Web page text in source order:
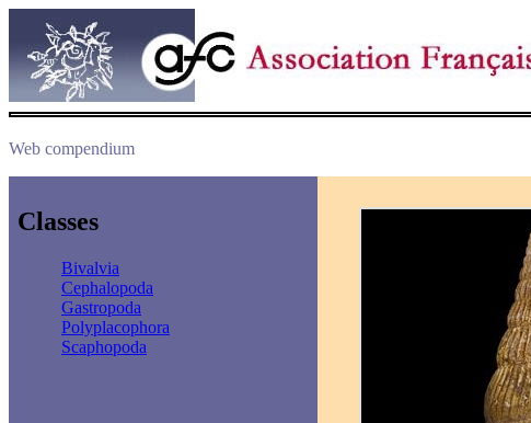
Web compendium
Classes
Bivalvia
Cephalopoda
Gastropoda
Polyplacophora
Scaphopoda